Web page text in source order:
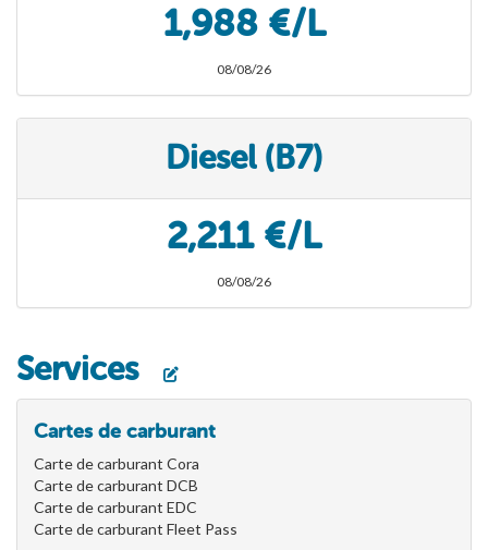
1,988 €/L
08/08/26
Diesel (B7)
2,211 €/L
08/08/26
Services
Cartes de carburant
Carte de carburant Cora
Carte de carburant DCB
Carte de carburant EDC
Carte de carburant Fleet Pass